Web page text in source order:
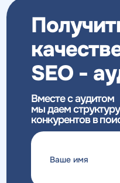
SEO -
Вместе с аудитом
мы даем структуру
конкурентов в